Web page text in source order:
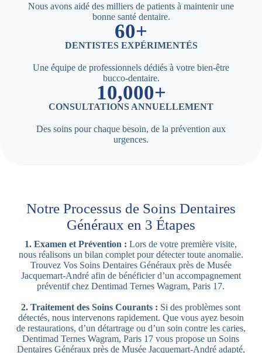
Nous avons aidé des milliers de patients à maintenir une
bonne santé dentaire.
60+
DENTISTES EXPÉRIMENTÉS
Une équipe de professionnels dédiés à votre bien-être
bucco-dentaire.
10,000+
CONSULTATIONS ANNUELLEMENT
Des soins pour chaque besoin, de la prévention aux
urgences.
Notre Processus de Soins Dentaires
Généraux en 3 Étapes
1. Examen et Prévention : Lors de votre première visite,
nous réalisons un bilan complet pour détecter toute anomalie.
Trouvez Vos Soins Dentaires Généraux près de Musée
Jacquemart-André afin de bénéficier d’un accompagnement
préventif chez Dentimad Ternes Wagram, Paris 17.
2. Traitement des Soins Courants : Si des problèmes sont
détectés, nous intervenons rapidement. Que vous ayez besoin
de restaurations, d’un détartrage ou d’un soin contre les caries,
Dentimad Ternes Wagram, Paris 17 vous propose un Soins
Dentaires Généraux près de Musée Jacquemart-André adapté,